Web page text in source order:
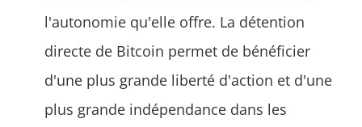
l'autonomie qu'elle offre. La détention
directe de Bitcoin permet de bénéficier
d'une plus grande liberté d'action et d'une
plus grande indépendance dans les